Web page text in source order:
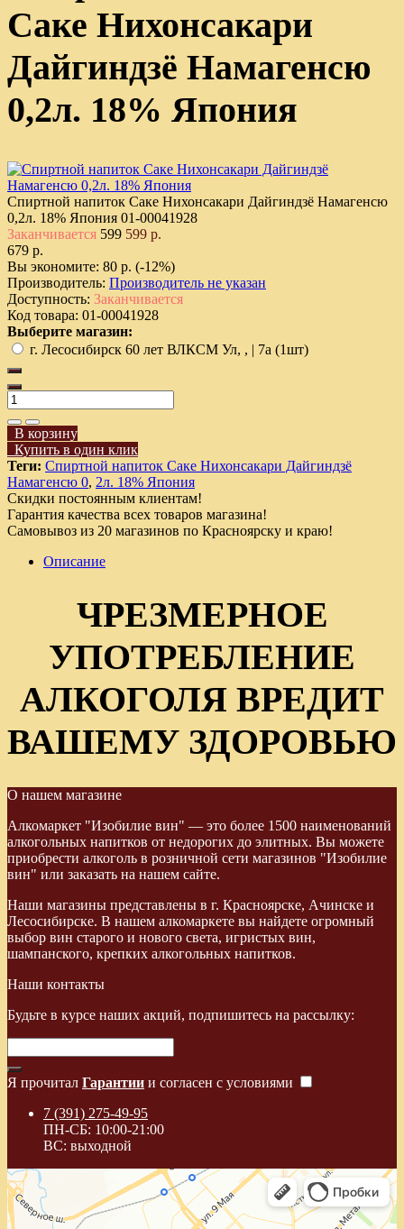
Саке Нихонсакари
Дайгиндзё Намагенсю
0,2л. 18% Япония
Спиртной напиток Саке Нихонсакари Дайгиндзё Намагенсю
0,2л. 18% Япония 01-00041928
Заканчивается 599 599 р.
679 р.
Вы экономите: 80 р. (-12%)
Производитель: Производитель не указан
Доступность: Заканчивается
Код товара: 01-00041928
Выберите магазин:
г. Лесосибирск 60 лет ВЛКСМ Ул, , | 7а (1шт)
В корзину
Купить в один клик
Теги: Спиртной напиток Саке Нихонсакари Дайгиндзё
Намагенсю 0, 2л. 18% Япония
Скидки постоянным клиентам!
Гарантия качества всех товаров магазина!
Самовывоз из 20 магазинов по Красноярску и краю!
Описание
ЧРЕЗМЕРНОЕ
УПОТРЕБЛЕНИЕ
АЛКОГОЛЯ ВРЕДИТ
ВАШЕМУ ЗДОРОВЬЮ
О нашем магазине
Алкомаркет "Изобилие вин" — это более 1500 наименований
алкогольных напитков от недорогих до элитных. Вы можете
приобрести алкоголь в розничной сети магазинов "Изобилие
вин" или заказать на нашем сайте.
Наши магазины представлены в г. Красноярске, Ачинске и
Лесосибирске. В нашем алкомаркете вы найдете огромный
выбор вин старого и нового света, игристых вин,
шампанского, крепких алкогольных напитков.
Наши контакты
Будьте в курсе наших акций, подпишитесь на рассылку:
Я прочитал Гарантии и согласен с условиями
7 (391) 275-49-95
ПН-СБ: 10:00-21:00
ВС: выходной